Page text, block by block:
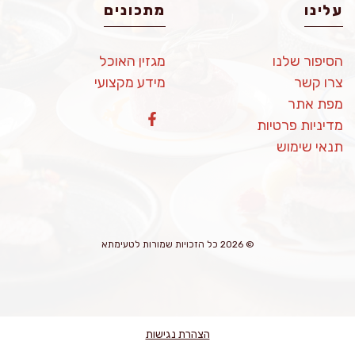
עלינו
הסיפור שלנו
צרו קשר
מפת אתר
מדיניות פרטיות
תנאי שימוש
מתכונים
מגזין האוכל
מידע מקצועי
© 2026 כל הזכויות שמורות לטעימתא
הצהרת נגישות